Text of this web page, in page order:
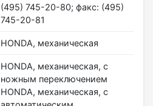
(495) 745-20-80; факс: (495)
745-20-81
HONDA, механическая
HONDA, механическая, с
ножным переключением
HONDA, механическая, с